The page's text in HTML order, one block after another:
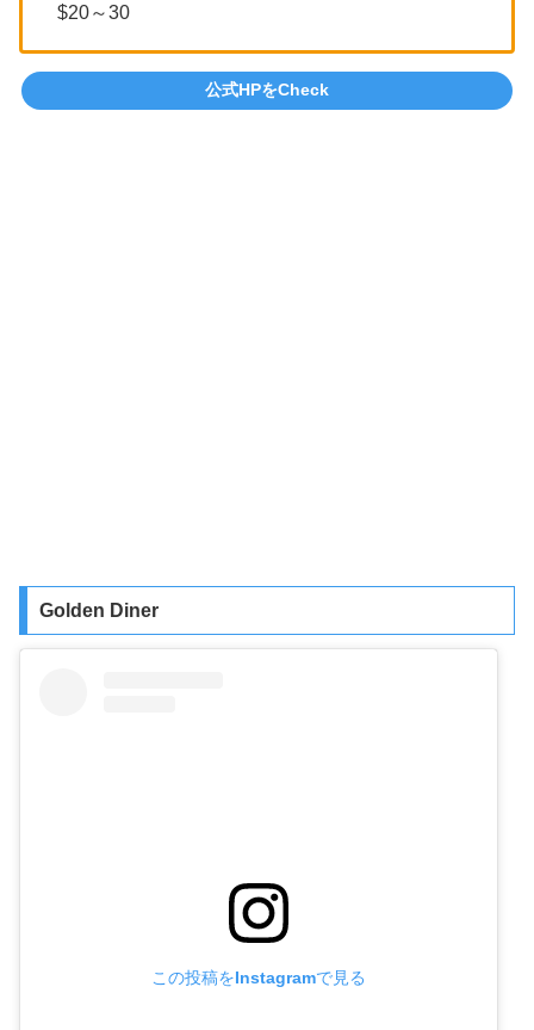
$20～30
公式HPをCheck
Golden Diner
この投稿をInstagramで見る